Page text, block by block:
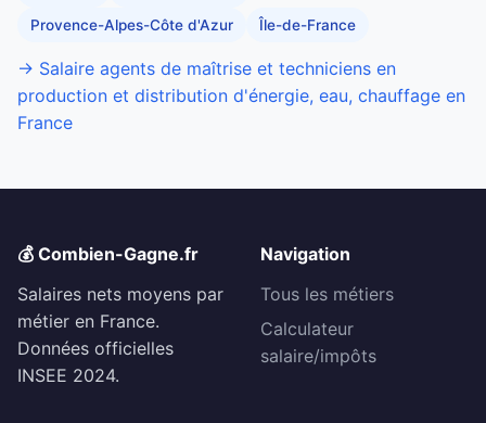
Provence-Alpes-Côte d'Azur Île-de-France
→ Salaire agents de maîtrise et techniciens en
production et distribution d'énergie, eau, chauffage en
France
💰 Combien-Gagne.fr
Salaires nets moyens par
métier en France.
Données officielles
INSEE 2024.
Navigation
Tous les métiers
Calculateur
salaire/impôts